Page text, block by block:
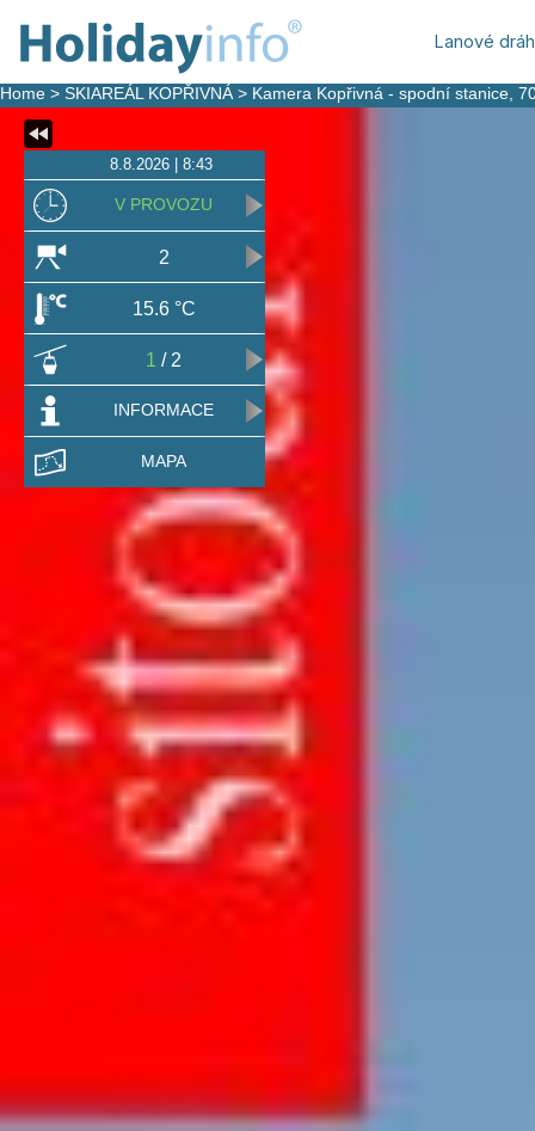
8.8.2026 | 8:43
V PROVOZU
2
15.6 °C
1 / 2
INFORMACE
MAPA
Lanové
Home > SKIAREÁL KOPŘIVNÁ > Kamera Kopřivná - spodní stanice ,